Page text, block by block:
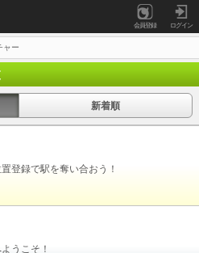
会員登録 ログイン
ャー
新着順
登録で駅を奪い合おう！
うこそ！